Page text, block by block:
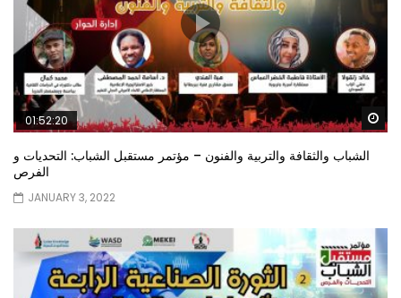
01:52:20
الشباب والثقافة والتربية والفنون – مؤتمر مستقبل الشباب: التحديات و
الفرص
JANUARY 3, 2022